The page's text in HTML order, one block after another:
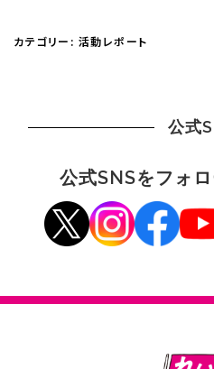
カテゴリー: 活動レポート
公式
公式SNSをフォ